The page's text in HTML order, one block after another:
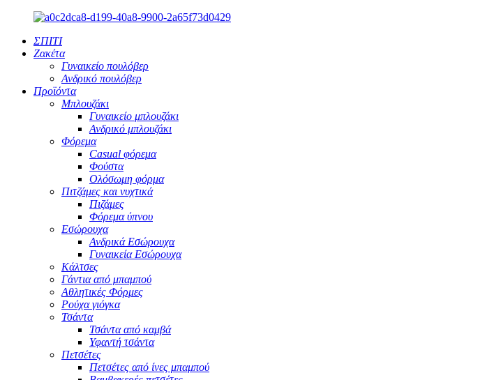
ΣΠΙΤΙ
Ζακέτα
Γυναικείο πουλόβερ
Ανδρικό πουλόβερ
Προϊόντα
Μπλουζάκι
Γυναικείο μπλουζάκι
Ανδρικό μπλουζάκι
Φόρεμα
Casual φόρεμα
Φούστα
Ολόσωμη φόρμα
Πιτζάμες και νυχτικά
Πιζάμες
Φόρεμα ύπνου
Εσώρουχα
Ανδρικά Εσώρουχα
Γυναικεία Εσώρουχα
Κάλτσες
Γάντια από μπαμπού
Αθλητικές Φόρμες
Ρούχα γιόγκα
Τσάντα
Τσάντα από καμβά
Υφαντή τσάντα
Πετσέτες
Πετσέτες από ίνες μπαμπού